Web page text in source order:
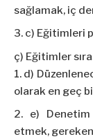
sağlamak, iç
c) Eğitimleri
ç) Eğitimler
d)
olarak en geç
e)
etmek,